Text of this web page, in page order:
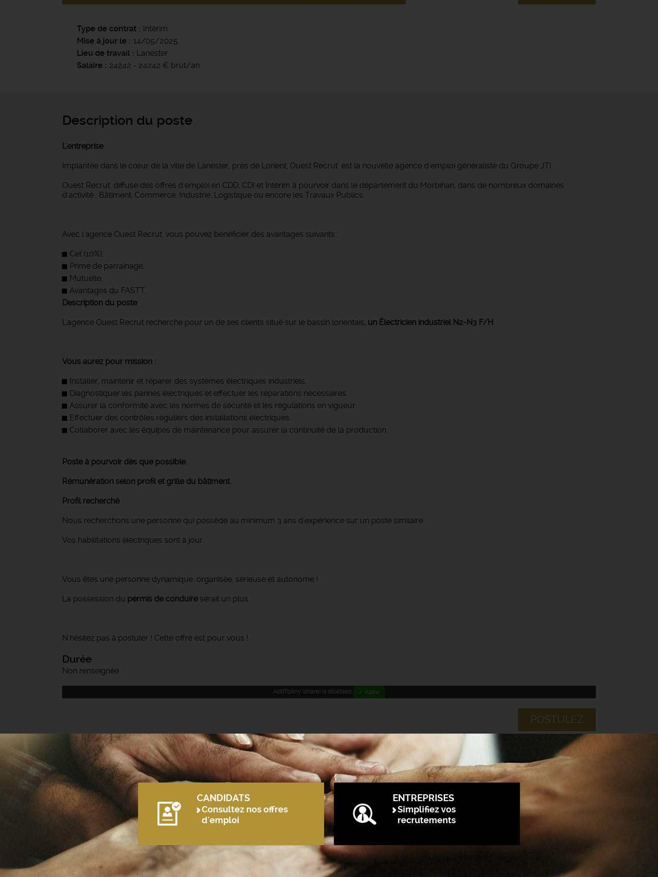
Type de contrat
Intérim
Mise à jour le
14/05/2025
Lieu de travail
Lanester
Salaire
24242 - 24242 € brut/an
Description du poste
L'entreprise
Implantée dans le cœur de la ville de Lanester, près de Lorient, Ouest Recrut' est la nouvelle agence d'emploi généraliste du Groupe JTI.
Ouest Recrut' diffuse des offres d'emploi en CDD, CDI et Intérim à pourvoir dans le département du Morbihan, dans de nombreux domaines
d'activité : Bâtiment, Commerce, Industrie, Logistique ou encore les Travaux Publics.
Avec l'agence Ouest Recrut' vous pouvez bénéficier des avantages suivants :
Cet (10%),
Prime de parrainage,
Mutuelle,
Avantages du FASTT.
Description du poste
L'agence Ouest Recrut recherche pour un de ses clients situé sur le bassin lorientais, un Électricien industriel N2-N3 F/H
Vous aurez pour mission :
Installer, maintenir et réparer des systèmes électriques industriels.
Diagnostiquer les pannes électriques et effectuer les réparations nécessaires.
Assurer la conformité avec les normes de sécurité et les régulations en vigueur.
Effectuer des contrôles réguliers des installations électriques.
Collaborer avec les équipes de maintenance pour assurer la continuité de la production.
Poste à pourvoir dès que possible.
Rémunération selon profil et grille du bâtiment.
Profil recherché
Nous recherchons une personne qui possède au minimum 3 ans d'expérience sur un poste similaire.
Vos habilitations électriques sont à jour.
Vous êtes une personne dynamique, organisée, sérieuse et autonome !
La possession du permis de conduireserait un plus.
N'hésitez pas à postuler ! Cette offre est pour vous !
Durée
Non renseignée
AddToAny (share) is disabled. ✓ Allow
POSTULEZ
CANDIDATS
Consultez nos offres
d'emploi
ENTREPRISES
Simplifiez vos
recrutements